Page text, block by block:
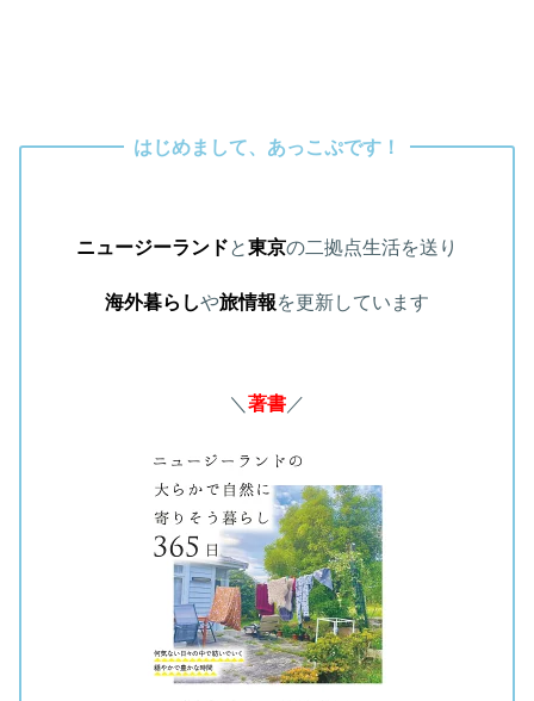
はじめまして、あっこぷです！
ニュージーランドと東京の二拠点生活を送り
海外暮らしや旅情報を更新しています
＼ 著書 ／